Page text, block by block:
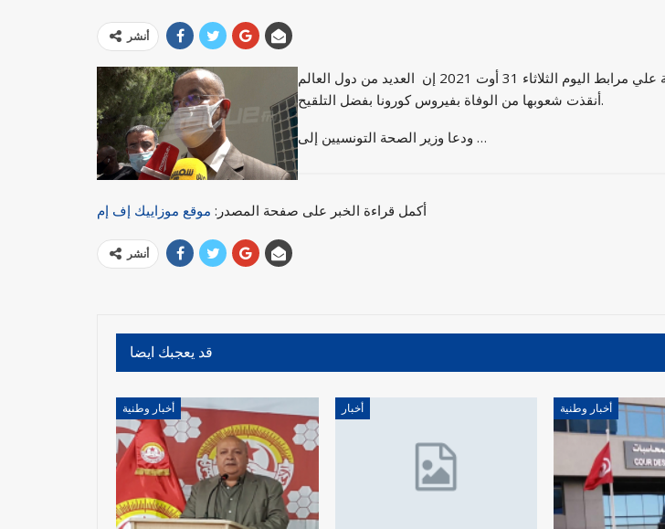
أنشر
قال وزير الصحة علي مرابط اليوم الثلاثاء 31 أوت 2021 إن العديد من دول العالم
أنقذت شعوبها من الوفاة بفيروس كورونا بفضل التلقيح.
ودعا وزير الصحة التونسيين إلى …
أكمل قراءة الخبر على صفحة المصدر: موقع موزاييك إف إم
أنشر
قد يعجبك ايضا
أخبار وطنية أخبار أخبار وطنية